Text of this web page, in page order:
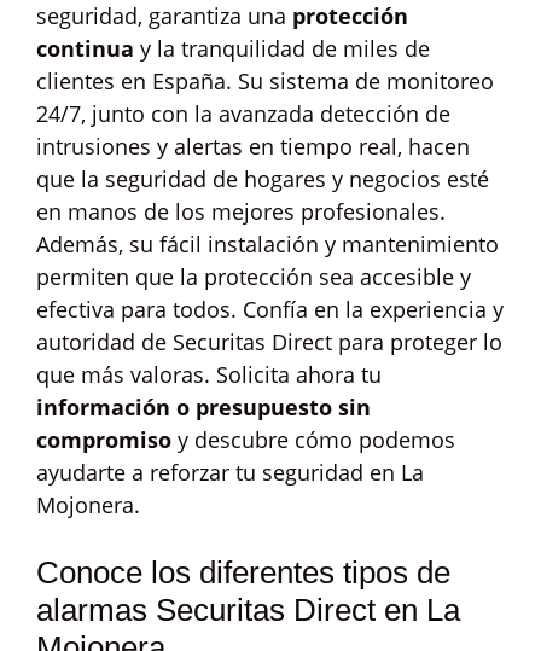
seguridad, garantiza una protección
continua y la tranquilidad de miles de
clientes en España. Su sistema de monitoreo
24/7, junto con la avanzada detección de
intrusiones y alertas en tiempo real, hacen
que la seguridad de hogares y negocios esté
en manos de los mejores profesionales.
Además, su fácil instalación y mantenimiento
permiten que la protección sea accesible y
efectiva para todos. Confía en la experiencia y
autoridad de Securitas Direct para proteger lo
que más valoras. Solicita ahora tu
información o presupuesto sin
compromiso y descubre cómo podemos
ayudarte a reforzar tu seguridad en La
Mojonera.
Conoce los diferentes tipos de
alarmas Securitas Direct en La